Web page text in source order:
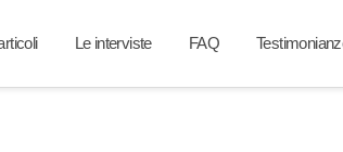
Le interviste FAQ